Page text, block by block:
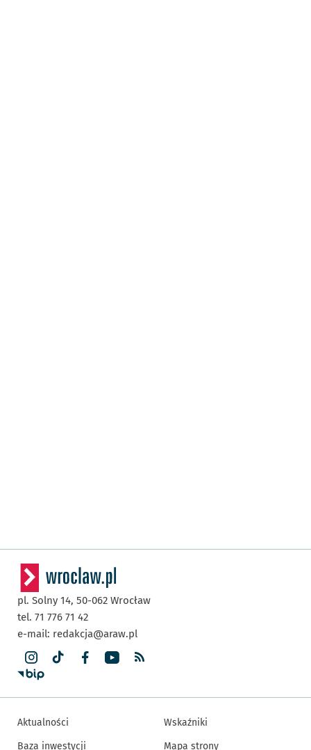
pl. Solny 14, 50-062 Wrocław
tel. 71 776 71 42
e-mail: redakcja@araw.pl
Aktualności
Baza inwestycji
Wskaźniki
Mapa strony